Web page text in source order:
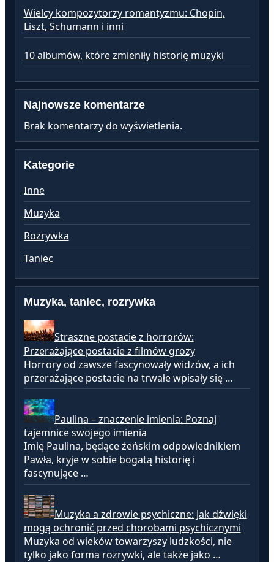
Wielcy kompozytorzy romantyzmu: Chopin,
Liszt, Schumann i inni
10 albumów, które zmieniły historię muzyki
Najnowsze komentarze
Brak komentarzy do wyświetlenia.
Kategorie
Inne
Muzyka
Rozrywka
Taniec
Muzyka, taniec, rozrywka
Straszne postacie z horrorów:
Przerażające postacie z filmów grozy
Horrory od zawsze fascynowały widzów, a ich
przerażające postacie na trwałe wpisały się …
Paulina – znaczenie imienia: Poznaj
tajemnice swojego imienia
Imię Paulina, będące żeńskim odpowiednikiem
Pawła, kryje w sobie bogatą historię i
fascynujące …
Muzyka a zdrowie psychiczne: Jak dźwięki
mogą ochronić przed chorobami psychicznymi
Muzyka od wieków towarzyszy ludzkości, nie
tylko jako forma rozrywki, ale także jako …